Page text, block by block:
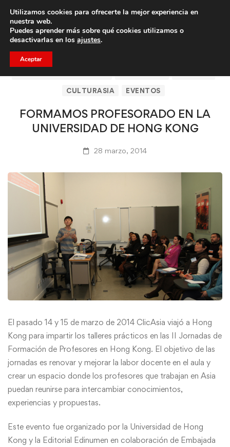
Trae a un amigo y llevaos un total de 75€ de descuento.
CULTURASIA
EVENTOS
FORMAMOS PROFESORADO EN LA
UNIVERSIDAD DE HONG KONG
28 marzo, 2014
El pasado 14 y 15 de marzo de 2014 ClicAsia viajó a Hong
Kong para impartir los talleres prácticos en las II Jornadas de
Formación de Profesores en Hong Kong. El objetivo de las
jornadas es renovar y mejorar la labor docente en el aula y
crear un espacio donde los profesores que trabajan en Asia
puedan reunirse para intercambiar conocimientos,
experiencias y propuestas.
Este evento fue organizado por la Universidad de Hong
Kong y la Editorial Edinumen en colaboración de Embajada
Utilizamos cookies para ofrecerte la mejor experiencia en
nuestra web.
Puedes aprender más sobre qué cookies utilizamos o
desactivarlas en los ajustes.
Aceptar